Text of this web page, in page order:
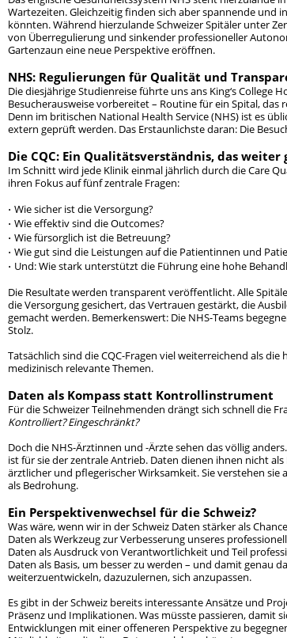
Wartezeiten. Gleichzeitig finden sich aber spannende und
könnten. Während hierzulande Schweizer Spitäler unter
von Überregulierung und sinkender professioneller
Gartenzaun eine neue Perspektive eröffnen.
NHS: Regulierungen für Qualität und
Die diesjährige Studienreise führte uns ans King‘s College
Besucherausweise vorbereitet – Routine für ein Spital, das
Denn im britischen National Health Service (NHS) ist es
extern geprüft werden. Das Erstaunlichste daran: Die
Die CQC: Ein Qualitätsverständnis, das weiter
Im Schnitt wird jede Klinik einmal jährlich durch die Care
ihren Fokus auf fünf zentrale Fragen:
Wie sicher ist die Versorgung?
Wie effektiv sind die Outcomes?
Wie fürsorglich ist die Betreuung?
Wie gut sind die Leistungen auf die Patientinnen und
Und: Wie stark unterstützt die Führung eine hohe
Die Resultate werden transparent veröffentlicht. Alle
die Versorgung gesichert, das Vertrauen gestärkt, die
gemacht werden. Bemerkenswert: Die NHS-Teams
Stolz.
Tatsächlich sind die CQC-Fragen viel weiterreichend als
medizinisch relevante Themen.
Daten als Kompass statt Kontrollinstrument
Für die Schweizer Teilnehmenden drängt sich schnell die
Kontrolliert? Eingeschränkt?
Doch die NHS-Ärztinnen und -Ärzte sehen das völlig
ist für sie der zentrale Antrieb. Daten dienen ihnen nicht
ärztlicher und pflegerischer Wirksamkeit. Sie verstehen
als Bedrohung.
Ein Perspektivenwechsel für die Schweiz?
Was wäre, wenn wir in der Schweiz Daten stärker als
Daten als Werkzeug zur Verbesserung unseres
Daten als Ausdruck von Verantwortlichkeit und Teil
Daten als Basis, um besser zu werden – und damit genau
weiterzuentwickeln, dazuzulernen, sich anzupassen.
Es gibt in der Schweiz bereits interessante Ansätze und
Präsenz und Implikationen. Was müsste passieren, damit
Entwicklungen mit einer offeneren Perspektive zu